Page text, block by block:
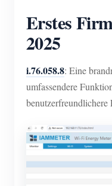
PV-
Tutorial-Video
FAQ
Nachrichten
Blog
Community
IAMMETER
Forum
App Store
Lösungen
Kontakt
Erstes
2025
i.76.058.8: Eine
umfassendere
benutzerfreundlichere